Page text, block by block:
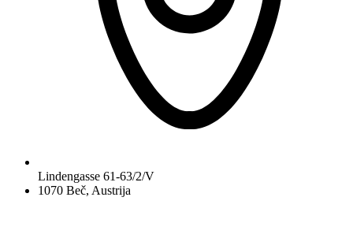
Lindengasse 61-63/2/V
1070 Beč, Austrija